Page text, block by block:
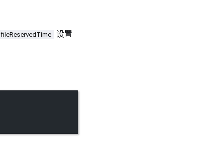
fileReservedTime
设置